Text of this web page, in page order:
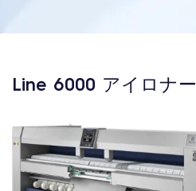
Line 6000 アイロナー